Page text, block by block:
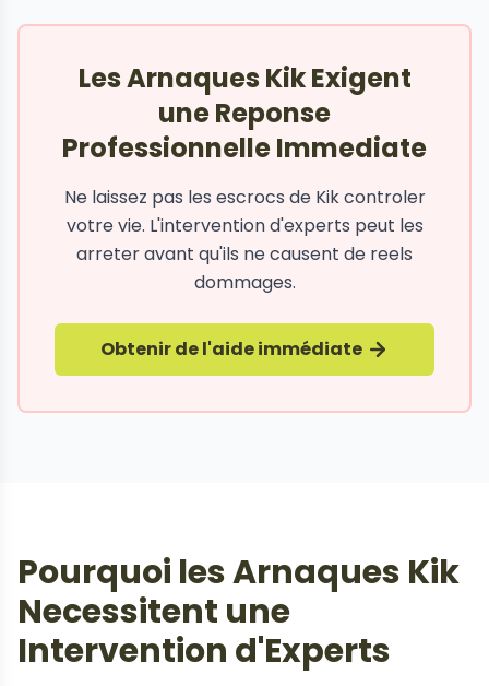
Les Arnaques Kik Exigent
une Reponse
Professionnelle Immediate
Ne laissez pas les escrocs de Kik controler
votre vie. L'intervention d'experts peut les
arreter avant qu'ils ne causent de reels
dommages.
Obtenir de l'aide immédiate
Pourquoi les Arnaques Kik
Necessitent une
Intervention d'Experts